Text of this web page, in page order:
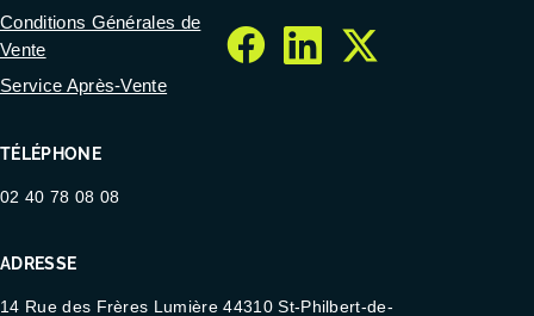
TÉLÉPHONE
02 40 78 08 08
ADRESSE
14 Rue des Frères Lumière 44310 St-Philbert-de-
Conditions Générales de
Vente
Service Après-Vente
facebook
linkedin
twitter